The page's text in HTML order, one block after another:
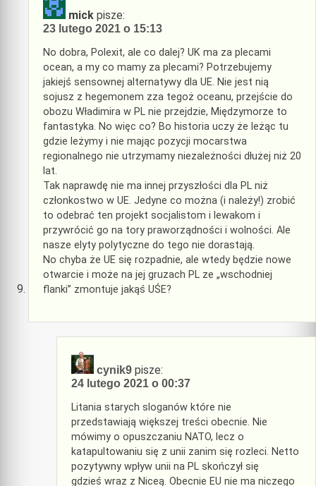
mick pisze:
23 lutego 2021 o 15:13
No dobra, Polexit, ale co dalej? UK ma za plecami
ocean, a my co mamy za plecami? Potrzebujemy
jakiejś sensownej alternatywy dla UE. Nie jest nią
sojusz z hegemonem zza tegoż oceanu, przejście do
obozu Władimira w PL nie przejdzie, Międzymorze to
fantastyka. No więc co? Bo historia uczy że leżąc tu
gdzie leżymy i nie mając pozycji mocarstwa
regionalnego nie utrzymamy niezależności dłużej niż 20
lat.
Tak naprawdę nie ma innej przyszłości dla PL niż
członkostwo w UE. Jedyne co można (i należy!) zrobić
to odebrać ten projekt socjalistom i lewakom i
przywrócić go na tory praworządności i wolności. Ale
nasze elyty polytyczne do tego nie dorastają.
No chyba że UE się rozpadnie, ale wtedy będzie nowe
otwarcie i może na jej gruzach PL ze „wschodniej
flanki” zmontuje jakąś UŚE?
cynik9 pisze:
24 lutego 2021 o 00:37
Litania starych sloganów które nie
przedstawiają większej treści obecnie. Nie
mówimy o opuszczaniu NATO, lecz o
katapultowaniu się z unii zanim się rozleci. Netto
pozytywny wpływ unii na PL skończył się
gdzieś wraz z Niceą. Obecnie EU nie ma niczego